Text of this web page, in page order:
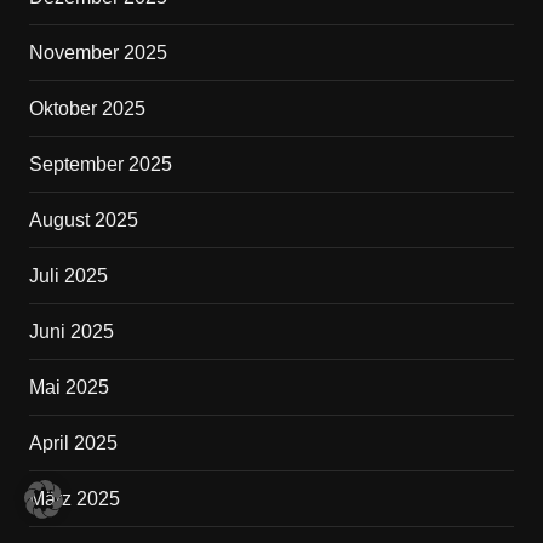
November 2025
Oktober 2025
September 2025
August 2025
Juli 2025
Juni 2025
Mai 2025
April 2025
März 2025